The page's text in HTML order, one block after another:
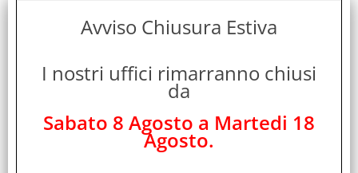
8719214471002
Cod. Produttore:
Disponibilità:
Avviso Chiusura Estiva
I nostri uffici rimarranno chiusi
da
Sabato 8 Agosto a Martedi 18
Agosto.